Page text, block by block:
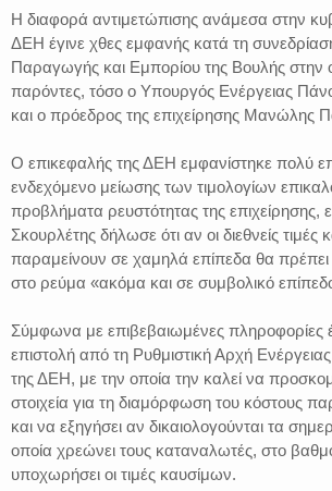
Η διαφορά αντιμετώπισης ανάμεσα στην
ΔΕΗ έγινε χθες εμφανής κατά τη
Παραγωγής και Εμπορίου της Βουλής στην
παρόντες, τόσο ο Υπουργός Ενέργειας
και ο πρόεδρος της επιχείρησης Μανώλης
Ο επικεφαλής της ΔΕΗ εμφανίστηκε πολύ
ενδεχόμενο μείωσης των τιμολογίων
προβλήματα ρευστότητας της
Σκουρλέτης δήλωσε ότι αν οι διεθνείς τιμές
παραμείνουν σε χαμηλά επίπεδα θα
στο ρεύμα «ακόμα και σε συμβολικό
Σύμφωνα με επιβεβαιωμένες πληροφορίες
επιστολή από τη Ρυθμιστική Αρχή
της ΔΕΗ, με την οποία την καλεί να
στοιχεία για τη διαμόρφωση του κόστους
και να εξηγήσει αν δικαιολογούνται τα
οποία χρεώνει τους καταναλωτές, στο
υποχωρήσει οι τιμές καυσίμων.